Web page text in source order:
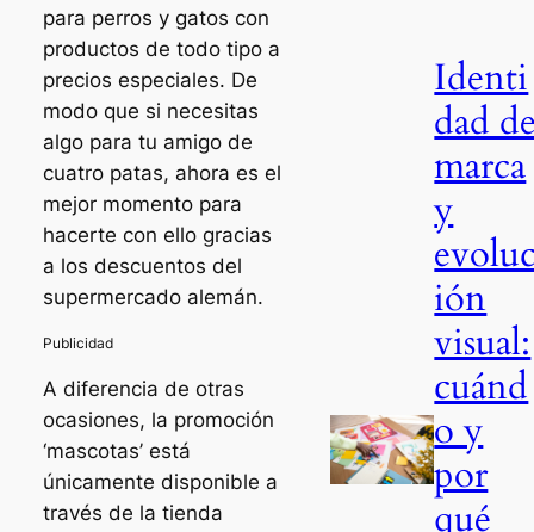
para perros y gatos con
productos de todo tipo a
precios especiales. De
modo que si necesitas
algo para tu amigo de
cuatro patas, ahora es el
mejor momento para
hacerte con ello gracias
a los descuentos del
supermercado alemán.
A diferencia de otras
ocasiones, la promoción
‘mascotas’ está
únicamente disponible a
través de la tienda
Identi
dad
marca
y
ión
visual:
cuánd
o y
por
qué